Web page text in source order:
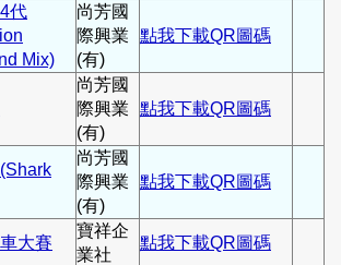
代
Mix)
尚芳國
際興業
(有)
點我下載QR圖碼
尚芳國
際興業
(有)
點我下載QR圖碼
尚芳國
際興業
(有)
點我下載QR圖碼
大賽
寶祥企
業社
點我下載QR圖碼